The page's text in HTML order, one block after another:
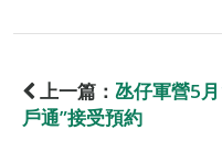
上一篇： 氹仔軍營5
戶通”接受預約